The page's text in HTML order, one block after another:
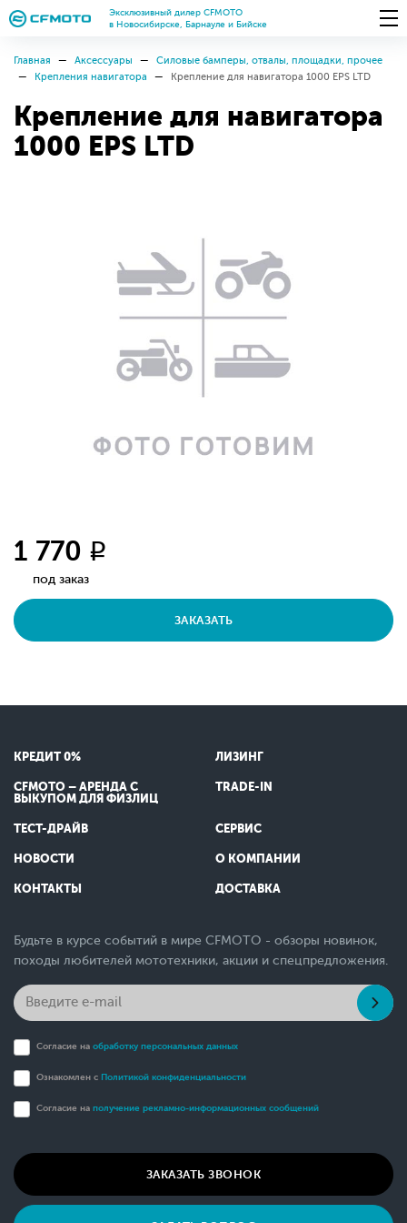
Эксклюзивный дилер CFMOTO
в Новосибирске, Барнауле и Бийске
Главная Аксессуары
Силовые бамперы, отвалы, площадки, прочее
Крепления навигатора
Крепление для навигатора 1000 EPS LTD
Крепление для навигатора
1000 EPS LTD
1 770 q
под заказ
ЗАКАЗАТЬ
КРЕДИТ 0% ЛИЗИНГ
CFMOTO – АРЕНДА С
ВЫКУПОМ ДЛЯ ФИЗЛИЦ
TRADE-IN
ТЕСТ-ДРАЙВ СЕРВИС
НОВОСТИ О КОМПАНИИ
КОНТАКТЫ ДОСТАВКА
Будьте в курсе событий в мире CFMOTO - обзоры новинок,
походы любителей мототехники, акции и спецпредложения.
Согласие на обработку персональных данных
Ознакомлен с Политикой конфиденциальности
Согласие на получение рекламно-информационных сообщений
ЗАКАЗАТЬ ЗВОНОК